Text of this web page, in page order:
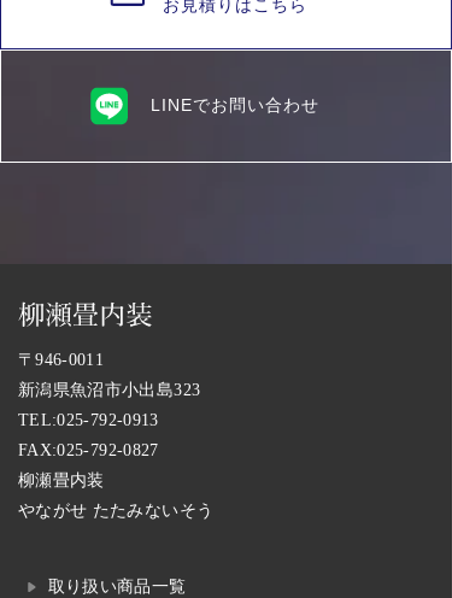
お見積りはこちら
LINEでお問い合わせ
〒946-0011
新潟県魚沼市小出島323
TEL:025-792-0913
FAX:025-792-0827
柳瀬畳内装
やながせ たたみないそう
取り扱い商品一覧